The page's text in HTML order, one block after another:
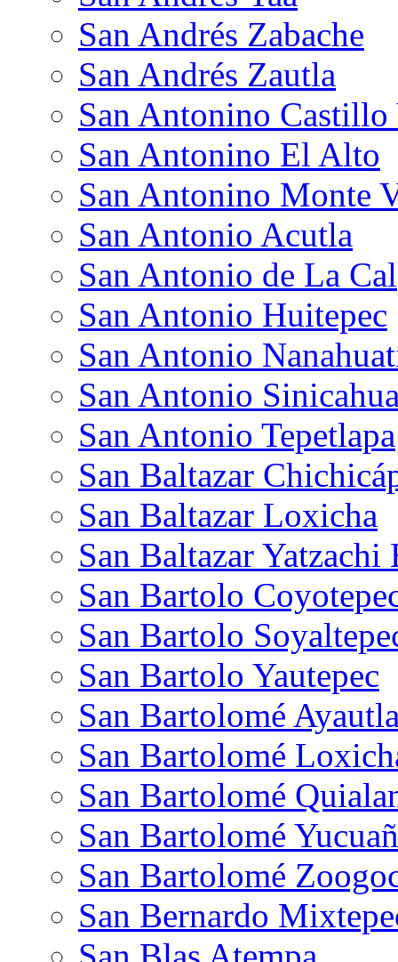
San Andrés Zabache
San Andrés Zautla
San Antonino Castillo
San Antonino El Alto
San Antonino Monte
San Antonio Acutla
San Antonio de La Cal
San Antonio Huitepec
San Antonio
San Antonio
San Antonio Tepetlapa
San Baltazar
San Baltazar Loxicha
San Baltazar Yatzachi
San Bartolo
San Bartolo
San Bartolo Yautepec
San Bartolomé
San Bartolomé
San Bartolomé
San Bartolomé
San Bartolomé
San Bernardo